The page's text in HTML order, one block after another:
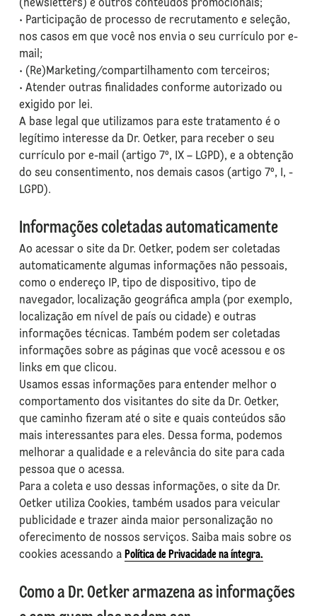
(newsletters) e outros conteúdos promocionais;
• Participação de processo de recrutamento e seleção,
nos casos em que você nos envia o seu currículo por e-
mail;
• (Re)Marketing/compartilhamento com terceiros;
• Atender outras finalidades conforme autorizado ou
exigido por lei.
A base legal que utilizamos para este tratamento é o
legítimo interesse da Dr. Oetker, para receber o seu
currículo por e-mail (artigo 7º, IX – LGPD), e a obtenção
do seu consentimento, nos demais casos (artigo 7º, I, -
LGPD).
Informações coletadas automaticamente
Ao acessar o site da Dr. Oetker, podem ser coletadas
automaticamente algumas informações não pessoais,
como o endereço IP, tipo de dispositivo, tipo de
navegador, localização geográfica ampla (por exemplo,
localização em nível de país ou cidade) e outras
informações técnicas. Também podem ser coletadas
informações sobre as páginas que você acessou e os
links em que clicou.
Usamos essas informações para entender melhor o
comportamento dos visitantes do site da Dr. Oetker,
que caminho fizeram até o site e quais conteúdos são
mais interessantes para eles. Dessa forma, podemos
melhorar a qualidade e a relevância do site para cada
pessoa que o acessa.
Para a coleta e uso dessas informações, o site da Dr.
Oetker utiliza Cookies, também usados para veicular
publicidade e trazer ainda maior personalização no
oferecimento de nossos serviços. Saiba mais sobre os
cookies acessando a Política de Privacidade na íntegra.
Como a Dr. Oetker armazena as informações